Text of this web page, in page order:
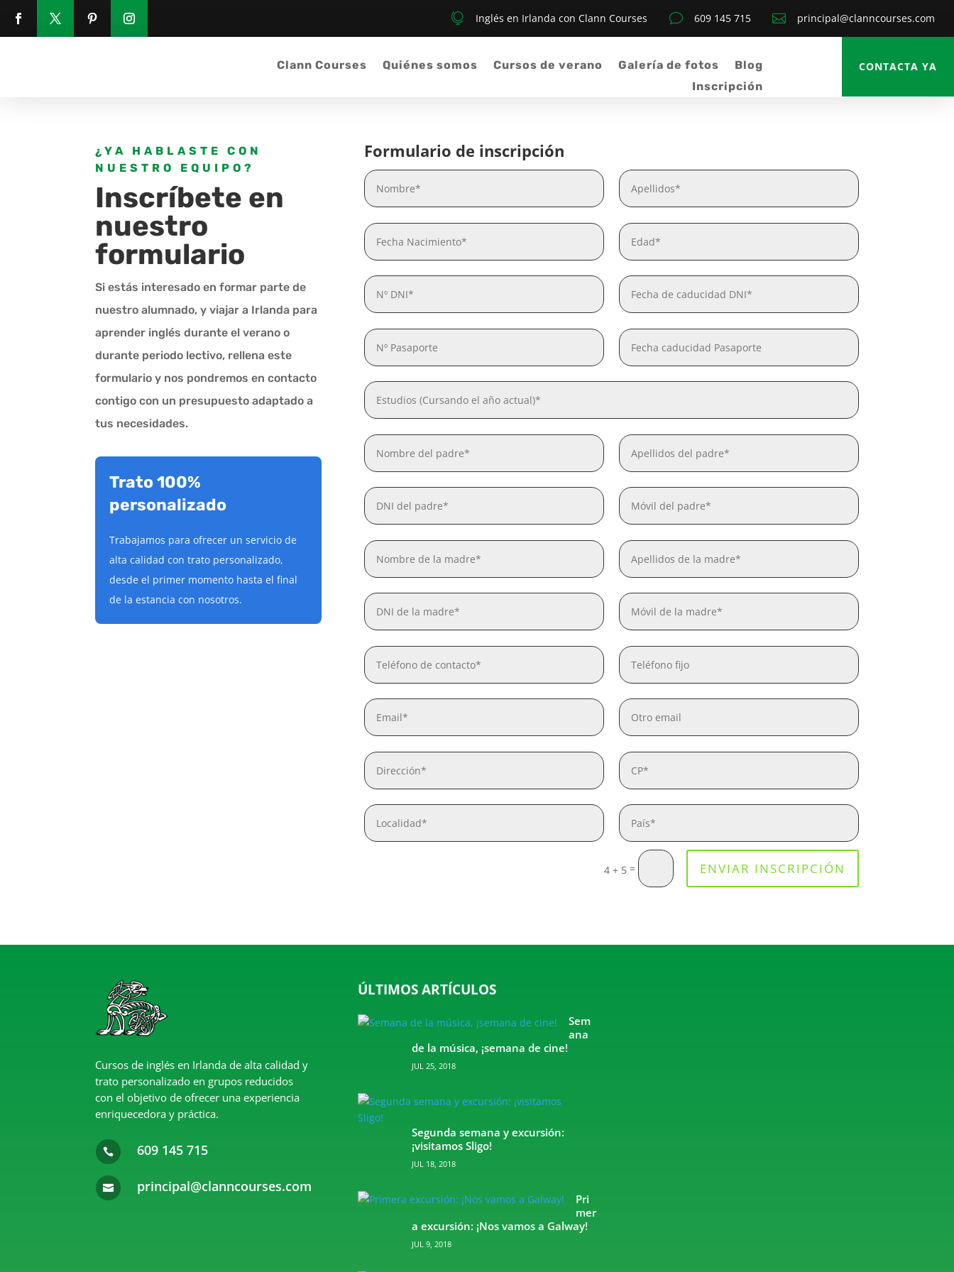
 principal@clanncourses.com
v 609 145 715
 Inglés en Irlanda con Clann Courses
Clann Courses Quiénes somos Cursos de verano Galería de fotos
Blog
Inscripción
CONTACTA YA
¿YA HABLASTE CON
NUESTRO EQUIPO?
Inscríbete en
nuestro
formulario
Si estás interesado en formar parte de
nuestro alumnado, y viajar a Irlanda para
aprender inglés durante el verano o
durante periodo lectivo, rellena este
formulario y nos pondremos en contacto
contigo con un presupuesto adaptado a
tus necesidades.
Trato 100%
personalizado
Trabajamos para ofrecer un servicio de
alta calidad con trato personalizado,
desde el primer momento hasta el final
de la estancia con nosotros.
Formulario de inscripción
4 + 5= ENVIAR INSCRIPCIÓN
Cursos de inglés en Irlanda de alta calidad y
trato personalizado en grupos reducidos
con el objetivo de ofrecer una experiencia
enriquecedora y práctica.
 609 145 715
 principal@clanncourses.com
ÚLTIMOS ARTÍCULOS
Sem
ana
de la música, ¡semana de cine!
JUL 25, 2018
Segunda semana y excursión:
¡visitamos Sligo!
JUL 18, 2018
Pri
mer
a excursión: ¡Nos vamos a Galway!
JUL 9, 2018